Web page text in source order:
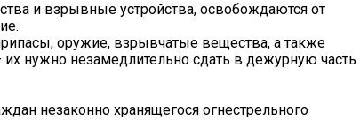
и взрывные устройства, освобождаются от
оружие, взрывчатые вещества, а также
нужно незамедлительно сдать в дежурную часть
незаконно хранящегося огнестрельного